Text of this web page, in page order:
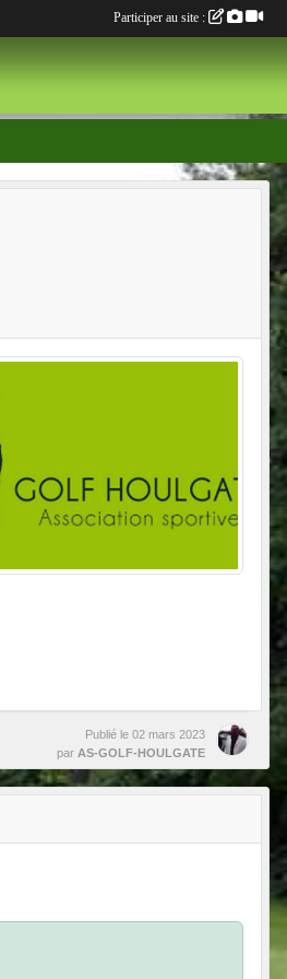
Publié le 02 mars 2023
par AS-GOLF-HOULGATE
Participer au site :